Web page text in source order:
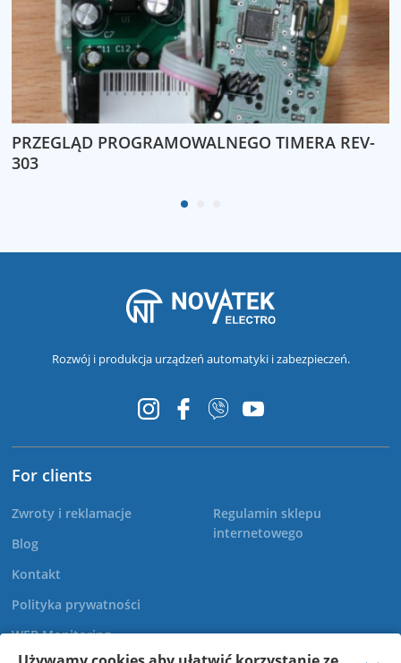
PRZEGLĄD PROGRAMOWALNEGO TIMERA REV-
303
Rozwój i produkcja urządzeń automatyki i zabezpieczeń.
For clients
Zwroty i reklamacje
Blog
Kontakt
Polityka prywatności
WEB Monitoring
Regulamin sklepu
internetowego